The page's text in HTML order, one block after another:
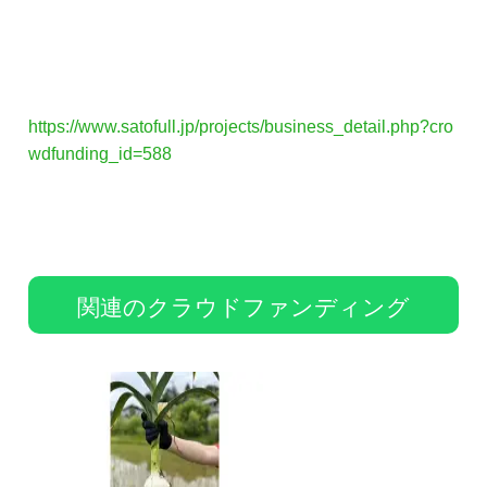
https://www.satofull.jp/projects/business_detail.php?cro
wdfunding_id=588
関連のクラウドファンディング